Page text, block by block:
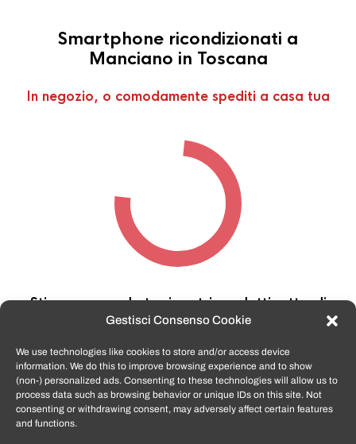
Gestisci Consenso Cookie
We use technologies like cookies to store and/or access device
information. We do this to improve browsing experience and to show
(non-) personalized ads. Consenting to these technologies will allow us to
process data such as browsing behavior or unique IDs on this site. Not
consenting or withdrawing consent, may adversely affect certain features
and functions.
Smartphone ricondizionati a
Manciano in Toscana
In negozio, o comodamente spediti a casa tua
Stiamo cercando tra i nostri prodotti, attendi
qualche secondo…
TomatoSmartphone.itè lo shop n.1 in italia per
smartphone ricondizionati garantiti e certificati
di tutte le marche,APPLE, SAMSUNG, HUAWEI,
ONEPLUS, XIAOMI e tanto altro